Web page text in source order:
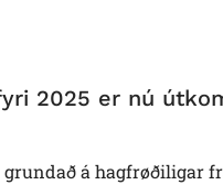
2025 er nú
á hagfrøðiligar